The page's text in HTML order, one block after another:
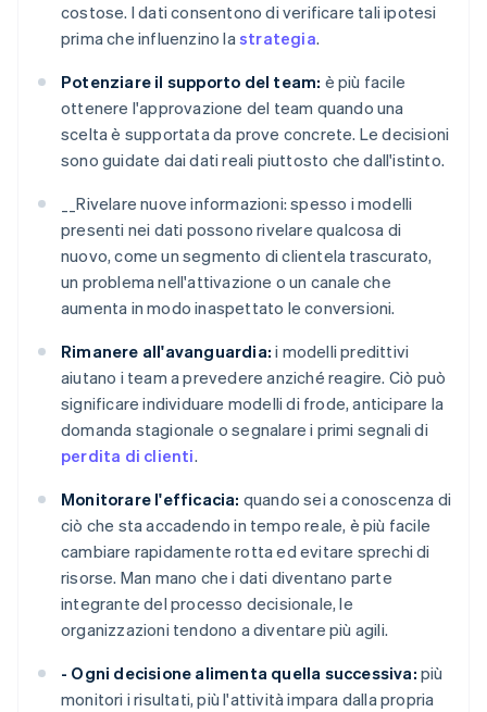
costose. I dati consentono di verificare tali ipotesi
prima che influenzino lastrategia.
Potenziare il supporto del team: è più facile
ottenere l'approvazione del team quando una
scelta è supportata da prove concrete. Le decisioni
sono guidate dai dati reali piuttosto che dall'istinto.
__Rivelare nuove informazioni: spesso i modelli
presenti nei dati possono rivelare qualcosa di
nuovo, come un segmento di clientela trascurato,
un problema nell'attivazione o un canale che
aumenta in modo inaspettato le conversioni.
Rimanere all'avanguardia: i modelli predittivi
aiutano i team a prevedere anziché reagire. Ciò può
significare individuare modelli di frode, anticipare la
domanda stagionale o segnalare i primi segnali di
perdita di clienti.
Monitorare l'efficacia: quando sei a conoscenza di
ciò che sta accadendo in tempo reale, è più facile
cambiare rapidamente rotta ed evitare sprechi di
risorse. Man mano che i dati diventano parte
integrante del processo decisionale, le
organizzazioni tendono a diventare più agili.
- Ogni decisione alimenta quella successiva: più
monitori i risultati, più l'attività impara dalla propria